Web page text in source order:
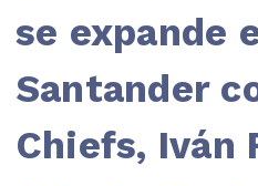
se expande
Santander
Chiefs, Iván